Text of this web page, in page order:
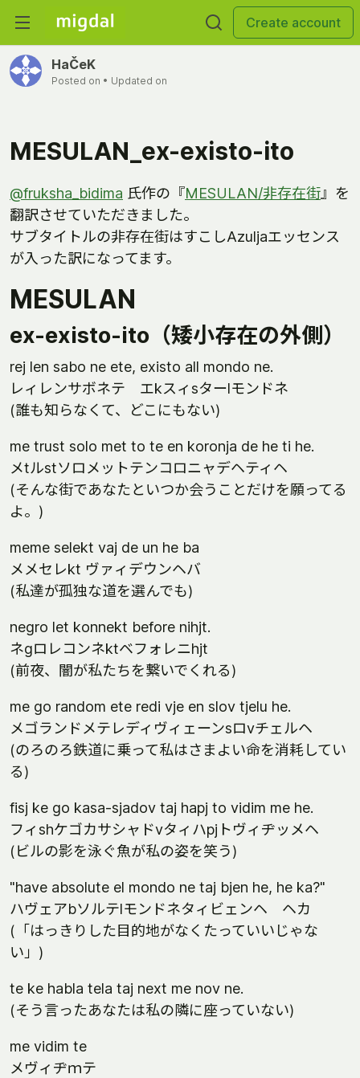
Create account
HaČeK
Posted on • Updated on
MESULAN_ex-existo-ito
@fruksha_bidima 氏作の『MESULAN/非存在街』を
翻訳させていただきました。
サブタイトルの非存在街はすこしAzuljaエッセンス
が入った訳になってます。
MESULAN
ex-existo-ito（矮小存在の外側）
rej len sabo ne ete, existo all mondo ne.
レィレンサボネテ エkスィsターlモンドネ
(誰も知らなくて、どこにもない)
me trust solo met to te en koronja de he ti he.
メtルstソロメットテンコロニャデヘティヘ
(そんな街であなたといつか会うことだけを願ってる
よ。)
meme selekt vaj de un he ba
メメセレkt ヴァィデウンヘバ
(私達が孤独な道を選んでも)
negro let konnekt before nihjt.
ネgロレコンネktベフォレニhjt
(前夜、闇が私たちを繋いでくれる)
me go random ete redi vje en slov tjelu he.
メゴランドメテレディヴィェーンsロvチェルヘ
(のろのろ鉄道に乗って私はさまよい命を消耗してい
る)
fisj ke go kasa-sjadov taj hapj to vidim me he.
フィshケゴカサシャドvタィハpjトヴィヂッメヘ
(ビルの影を泳ぐ魚が私の姿を笑う)
"have absolute el mondo ne taj bjen he, he ka?"
ハヴェアbソルテlモンドネタィビェンヘ ヘカ
(「はっきりした目的地がなくたっていいじゃな
い」)
te ke habla tela taj next me nov ne.
(そう言ったあなたは私の隣に座っていない)
me vidim te
メヴィヂｍテ